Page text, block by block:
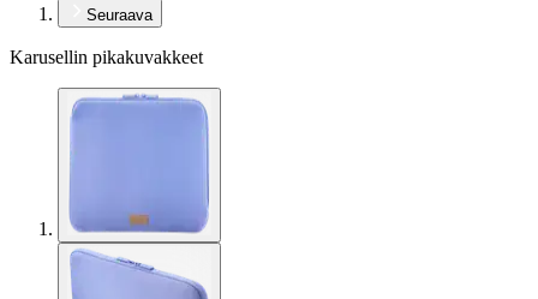
Seuraava
Karusellin pikakuvakkeet